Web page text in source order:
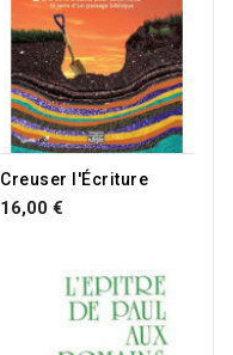
Creuser l'Écriture
16,00 €